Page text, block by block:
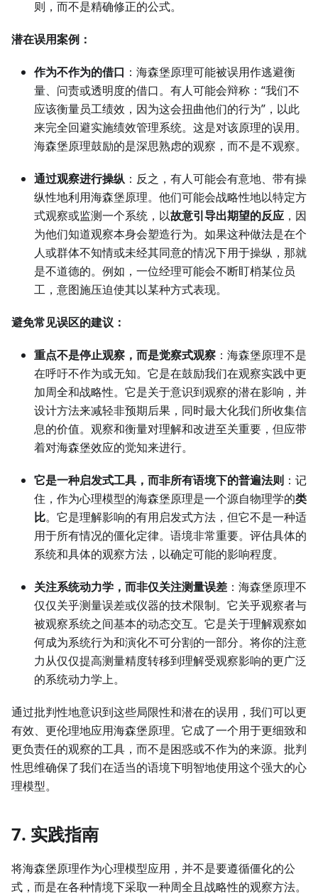
则，而不是精确修正的公式。
潜在误用案例：
作为不作为的借口 ：海森堡原理可能被误用作逃避衡
量、问责或透明度的借口。有人可能会辩称：“我们不
应该衡量员工绩效，因为这会扭曲他们的行为”，以此
来完全回避实施绩效管理系统。这是对该原理的误用。
海森堡原理鼓励的是深思熟虑的观察，而不是不观察。
通过观察进行操纵 ：反之，有人可能会有意地、带有操
纵性地利用海森堡原理。他们可能会战略性地以特定方
式观察或监测一个系统，以故意引导出期望的反应 ，因
为他们知道观察本身会塑造行为。如果这种做法是在个
人或群体不知情或未经其同意的情况下用于操纵，那就
是不道德的。例如，一位经理可能会不断盯梢某位员
工，意图施压迫使其以某种方式表现。
避免常见误区的建议：
重点不是停止观察，而是觉察式观察 ：海森堡原理不是
在呼吁不作为或无知。它是在鼓励我们在观察实践中更
加周全和战略性。它是关于意识到观察的潜在影响，并
设计方法来减轻非预期后果，同时最大化我们所收集信
息的价值。观察和衡量对理解和改进至关重要，但应带
着对海森堡效应的觉知来进行。
它是一种启发式工具，而非所有语境下的普遍法则 ：记
住，作为心理模型的海森堡原理是一个源自物理学的类
比。它是理解影响的有用启发式方法，但它不是一种适
用于所有情况的僵化定律。语境非常重要。评估具体的
系统和具体的观察方法，以确定可能的影响程度。
关注系统动力学，而非仅关注测量误差 ：海森堡原理不
仅仅关乎测量误差或仪器的技术限制。它关乎观察者与
被观察系统之间基本的动态交互。它是关于理解观察如
何成为系统行为和演化不可分割的一部分。将你的注意
力从仅仅提高测量精度转移到理解受观察影响的更广泛
的系统动力学上。
通过批判性地意识到这些局限性和潜在的误用，我们可以更
有效、更伦理地应用海森堡原理。它成了一个用于更细致和
更负责任的观察的工具，而不是困惑或不作为的来源。批判
性思维确保了我们在适当的语境下明智地使用这个强大的心
理模型。
7. 实践指南
将海森堡原理作为心理模型应用，并不是要遵循僵化的公
式，而是在各种情境下采取一种周全且战略性的观察方法。